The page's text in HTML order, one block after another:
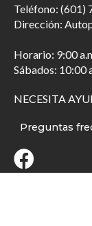
Teléfono: (601)
Dirección:
Horario: 9:00
Sábados: 10:00
NECESITA
Preguntas